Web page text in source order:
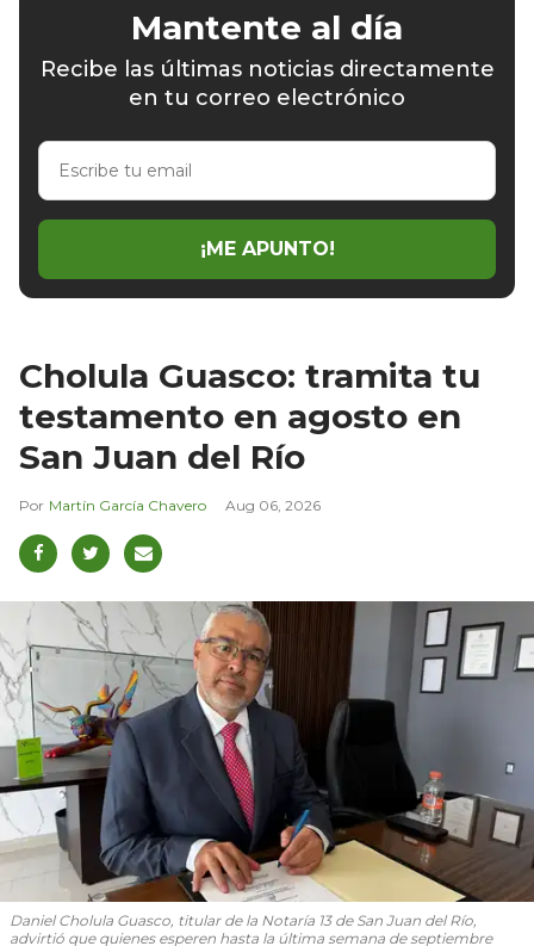
Mantente al día
Recibe las últimas noticias directamente
en tu correo electrónico
Escribe
email
¡ME APUNTO!
Cholula Guasco: tramita tu
testamento en agosto en
San Juan del Río
Martín García Chavero Aug 06, 2026
Daniel Cholula Guasco, titular de la Notaría 13 de San Juan del Río,
advirtió que quienes esperen hasta la última semana de septiembre